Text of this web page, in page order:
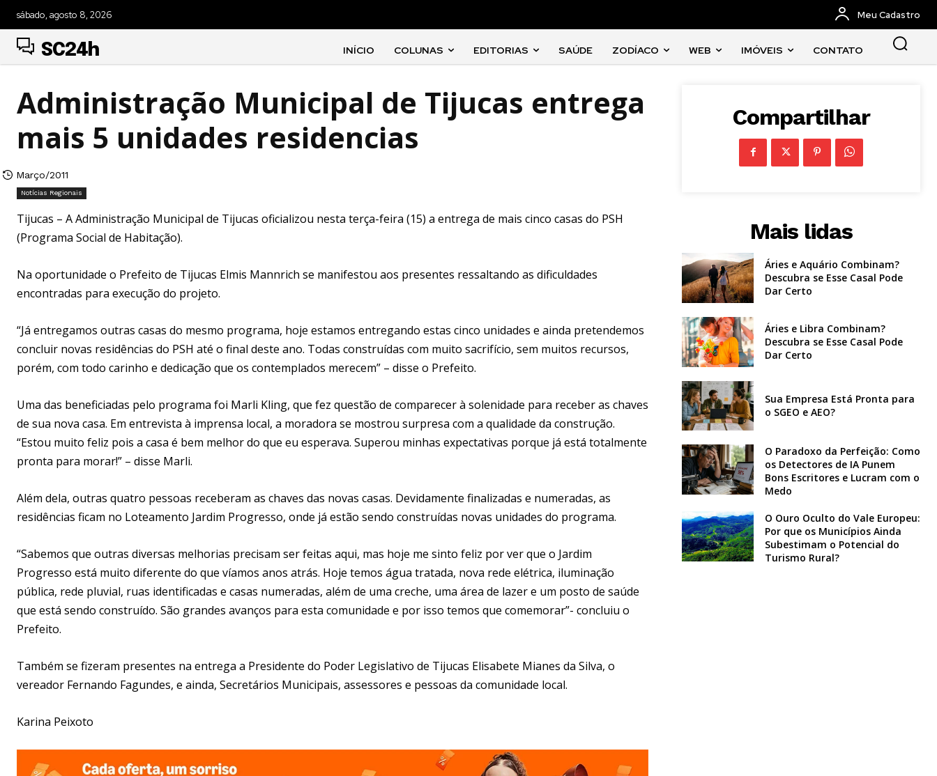
sábado, agosto 8, 2026 Meu Cadastro
SC24h INÍCIO COLUNAS EDITORIAS SAÚDE ZODÍACO WEB IMÓVEIS CONTATO
Administração Municipal de Tijucas entrega
mais 5 unidades residencias
Março/2011
Notícias Regionais
Tijucas – A Administração Municipal de Tijucas oficializou nesta terça-feira (15) a entrega de mais cinco casas do PSH
(Programa Social de Habitação).
Na oportunidade o Prefeito de Tijucas Elmis Mannrich se manifestou aos presentes ressaltando as dificuldades
encontradas para execução do projeto.
“Já entregamos outras casas do mesmo programa, hoje estamos entregando estas cinco unidades e ainda pretendemos
concluir novas residências do PSH até o final deste ano. Todas construídas com muito sacrifício, sem muitos recursos,
porém, com todo carinho e dedicação que os contemplados merecem” – disse o Prefeito.
Uma das beneficiadas pelo programa foi Marli Kling, que fez questão de comparecer à solenidade para receber as chaves
de sua nova casa. Em entrevista à imprensa local, a moradora se mostrou surpresa com a qualidade da construção.
“Estou muito feliz pois a casa é bem melhor do que eu esperava. Superou minhas expectativas porque já está totalmente
pronta para morar!” – disse Marli.
Além dela, outras quatro pessoas receberam as chaves das novas casas. Devidamente finalizadas e numeradas, as
residências ficam no Loteamento Jardim Progresso, onde já estão sendo construídas novas unidades do programa.
“Sabemos que outras diversas melhorias precisam ser feitas aqui, mas hoje me sinto feliz por ver que o Jardim
Progresso está muito diferente do que víamos anos atrás. Hoje temos água tratada, nova rede elétrica, iluminação
pública, rede pluvial, ruas identificadas e casas numeradas, além de uma creche, uma área de lazer e um posto de saúde
que está sendo construído. São grandes avanços para esta comunidade e por isso temos que comemorar”- concluiu o
Prefeito.
Também se fizeram presentes na entrega a Presidente do Poder Legislativo de Tijucas Elisabete Mianes da Silva, o
vereador Fernando Fagundes, e ainda, Secretários Municipais, assessores e pessoas da comunidade local.
Karina Peixoto
Compartilhar
Mais lidas
Áries e Aquário Combinam?
Descubra se Esse Casal Pode
Dar Certo
Áries e Libra Combinam?
Descubra se Esse Casal Pode
Dar Certo
Sua Empresa Está Pronta para
o SGEO e AEO?
O Paradoxo da Perfeição: Como
os Detectores de IA Punem
Bons Escritores e Lucram com o
Medo
O Ouro Oculto do Vale Europeu:
Por que os Municípios Ainda
Subestimam o Potencial do
Turismo Rural?